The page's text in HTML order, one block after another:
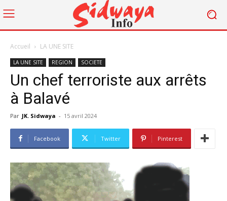
Accueil LA UNE SITE
LA UNE SITE REGION SOCIETE
Un chef terroriste aux arrêts
à Balavé
Par JK. Sidwaya - 15 avril 2024
Facebook Twitter Pinterest